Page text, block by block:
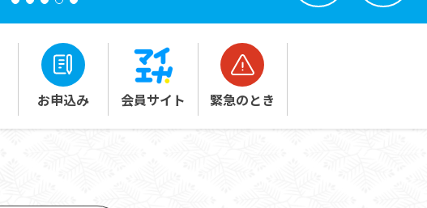
お申込み 会員サイト 緊急のとき